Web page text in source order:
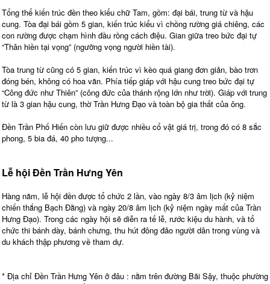
Tổng thể kiến trúc đền theo kiểu chữ Tam, gồm: đại bái, trung từ và hậu
cung. Tòa đại bái gồm 5 gian, kiến trúc kiểu vì chồng rường giá chiêng, các
con rường được chạm hình đầu rồng cách điệu. Gian giữa treo bức đại tự
“Thân hiền tại vọng” (ngưỡng vọng người hiền tài).
Tòa trung từ cũng có 5 gian, kiến trúc vì kèo quá giang đơn giản, bào trơn
đóng bén, không có hoa văn. Phía tiếp giáp với hậu cung treo bức đại tự
“Công đức như Thiên” (công đức của thánh rộng lớn như trời). Giáp với trung
từ là 3 gian hậu cung, thờ Trần Hưng Đạo và toàn bộ gia thất của ông.
Đền Trần Phố Hiến còn lưu giữ được nhiều cổ vật giá trị, trong đó có 8 sắc
phong, 5 bia đá, 40 pho tượng...
Lễ hội Đền Trần Hưng Yên
Hàng năm, lễ hội đền được tổ chức 2 lần, vào ngày 8/3 âm lịch (kỷ niệm
chiến thắng Bạch Đằng) và ngày 20/8 âm lịch (kỷ niệm ngày mất của Trần
Hưng Đạo). Trong các ngày hội sẽ diễn ra tế lễ, rước kiệu du hành, và tổ
chức thi bánh dày, bánh chưng, thu hút đông đảo người dân trong vùng và
du khách thập phương về tham dự.
* Địa chỉ Đền Trần Hưng Yên ở đâu : nằm trên đường Bãi Sậy, thuộc phường